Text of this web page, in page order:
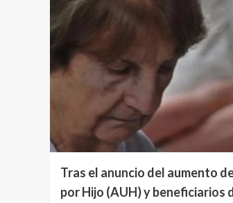
Tras el anuncio del aumento
por Hijo (AUH) y beneficiarios